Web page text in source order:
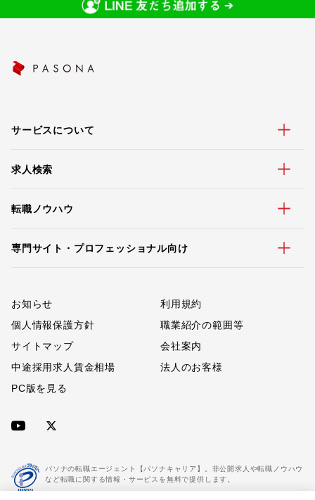
サービスについて
求人検索
転職ノウハウ
専門サイト・プロフェッショナル向け
お知らせ
利用規約
個人情報保護方針
職業紹介の範囲等
サイトマップ
会社案内
中途採用求人賃金相場
法人のお客様
PC版を見る
パソナの転職エージェント【パソナキャリア】。非公開求人や転職ノウハウ
など転職に関する情報・サービスを無料で提供します。